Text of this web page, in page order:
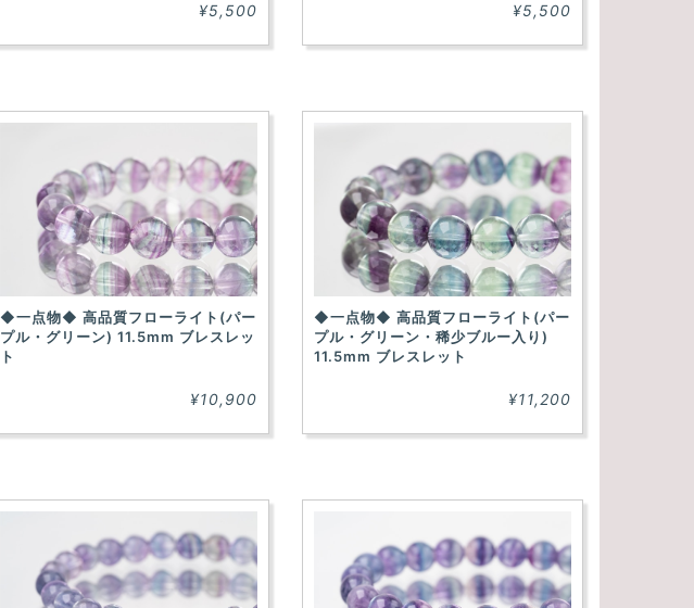
¥5,500 ¥5,500
◆一点物◆ 高品質フローライト(パー
プル・グリーン) 11.5mm ブレスレッ
ト
¥10,900
◆一点物◆ 高品質フローライト(パー
プル・グリーン・稀少ブルー入り)
11.5mm ブレスレット
¥11,200